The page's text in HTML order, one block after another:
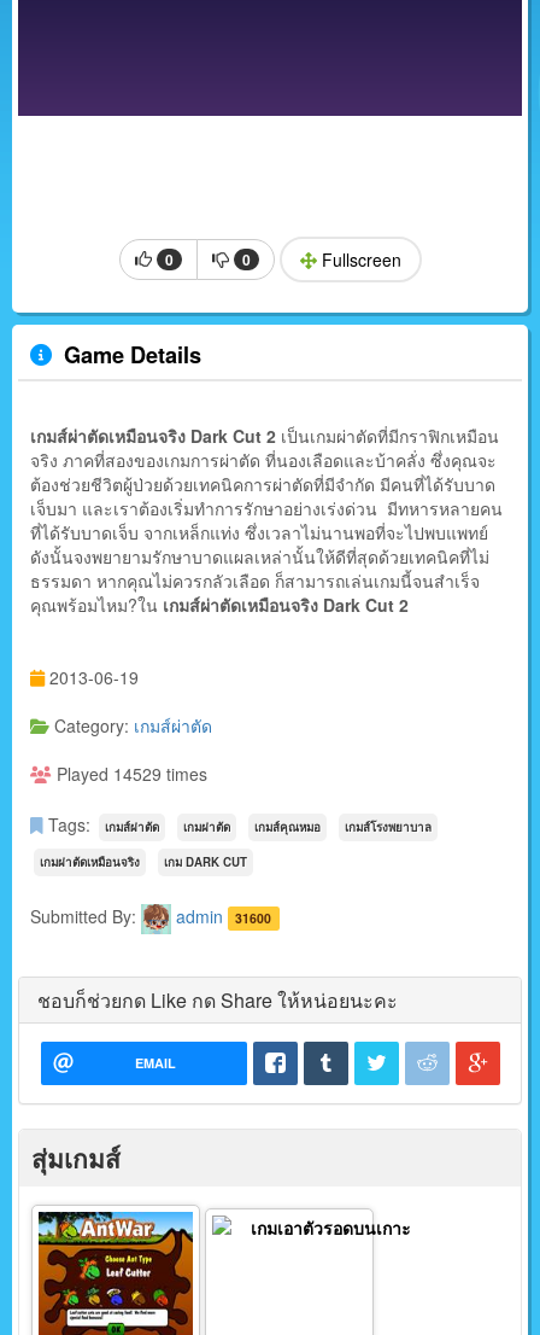
0 0 Fullscreen
Game Details
เกมส์ผ่าตัดเหมือนจริง Dark Cut 2 เป็นเกมผ่าตัดที่มีกราฟิกเหมือน
จริง ภาคที่สองของเกมการผ่าตัด ที่นองเลือดและบ้าคลั่ง ซึ่งคุณจะ
ต้องช่วยชีวิตผู้ป่วยด้วยเทคนิคการผ่าตัดที่มีจำกัด มีคนที่ได้รับบาด
เจ็บมา และเราต้องเริ่มทำการรักษาอย่างเร่งด่วน มีทหารหลายคน
ที่ได้รับบาดเจ็บ จากเหล็กแท่ง ซึ่งเวลาไม่นานพอที่จะไปพบแพทย์
ดังนั้นจงพยายามรักษาบาดแผลเหล่านั้นให้ดีที่สุดด้วยเทคนิคที่ไม่
ธรรมดา หากคุณไม่ควรกลัวเลือด ก็สามารถเล่นเกมนี้จนสำเร็จ
คุณพร้อมไหม?ใน เกมส์ผ่าตัดเหมือนจริง Dark Cut 2
2013-06-19
Category: เกมส์ผ่าตัด
Played 14529 times
Tags: เกมส์ผ่าตัด เกมผ่าตัด เกมส์คุณหมอ เกมส์โรงพยาบาล
เกมผ่าตัดเหมือนจริง เกม DARK CUT
Submitted By: admin 31600
ชอบก็ช่วยกด Like กด Share ให้หน่อยนะคะ
EMAIL
สุ่มเกมส์